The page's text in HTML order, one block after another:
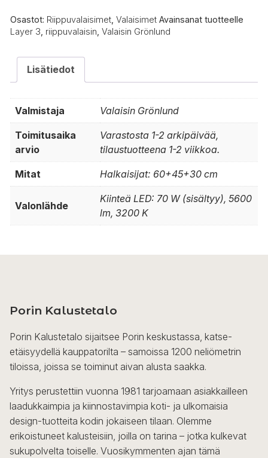
Osastot: Riippuvalaisimet Valaisimet Avainsanat tuotteelle
Layer 3 riippuvalaisin Valaisin Grönlund
Lisätiedot
Valmistaja Valaisin Grönlund
Toimitusaika
arvio
Varastosta 1-2 arkipäivää,
tilaustuotteena 1-2 viikkoa.
Mitat Halkaisijat: 60+45+30 cm
Valonlähde
Kiinteä LED: 70 W (sisältyy), 5600
lm, 3200 K
Porin Kalustetalo
Porin Kalustetalo sijaitsee Porin keskustassa, katse-
etäisyydellä kauppatorilta – samoissa 1200 neliömetrin
tiloissa, joissa se toiminut aivan alusta saakka.
Yritys perustettiin vuonna 1981 tarjoamaan asiakkailleen
laadukkaimpia ja kiinnostavimpia koti- ja ulkomaisia
design-tuotteita kodin jokaiseen tilaan. Olemme
erikoistuneet kalusteisiin, joilla on tarina – jotka kulkevat
sukupolvelta toiselle. Vuosikymmenten ajan tämä